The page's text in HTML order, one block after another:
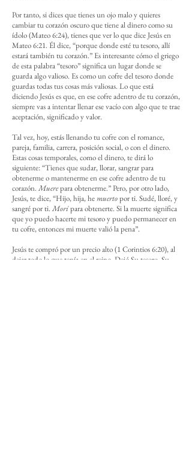
Por tanto, si dices que tienes un ojo malo y quieres
cambiar tu corazón oscuro que tiene al dinero como su
ídolo (Mateo 6:24), tienes que ver lo que dice Jesús en
Mateo 6:21. Él dice, “porque donde esté tu tesoro, allí
estará también tu corazón.” Es interesante cómo el griego
de esta palabra “tesoro” significa un lugar donde se
guarda algo valioso. Es como un cofre del tesoro donde
guardas todas tus cosas más valiosas. Lo que está
diciendo Jesús es que, en ese cofre adentro de tu corazón,
siempre vas a intentar llenar ese vacío con algo que te trae
aceptación, significado y valor.
Tal vez, hoy, estás llenando tu cofre con el romance,
pareja, familia, carrera, posición social, o con el dinero.
Estas cosas temporales, como el dinero, te dirá lo
siguiente: “Tienes que sudar, llorar, sangrar para
obtenerme o mantenerme en ese cofre adentro de tu
corazón.Muerepara obtenerme.” Pero, por otro lado,
Jesús, te dice, “Hijo, hija, hemuertopor ti. Sudé, lloré, y
sangré por ti.Morípara obtenerte. Si la muerte significa
que yo puedo hacerte mi tesoro y puedo permanecer en
tu cofre, entonces mi muerte valió la pena”.
Jesús te compró por un precio alto (1 Corintios 6:20), al
dejar todo lo que tenía en el reino. Dejó Su tesoro, Su